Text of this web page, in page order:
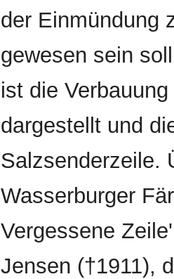
der Einmündung
gewesen sein
ist die
dargestellt und
Salzsenderzeile.
Wasserburger
Vergessene
Jensen (†1911),